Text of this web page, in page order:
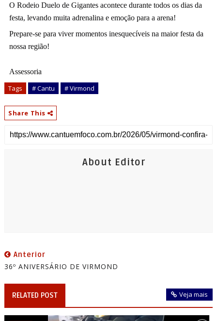
O Rodeio Duelo de Gigantes acontece durante todos os dias da
festa, levando muita adrenalina e emoção para a arena!
Prepare-se para viver momentos inesquecíveis na maior festa da
nossa região!
Assessoria
Tags # Cantu # Virmond
Share This
About Editor
Anterior
36º ANIVERSÁRIO DE VIRMOND
RELATED POST Veja mais